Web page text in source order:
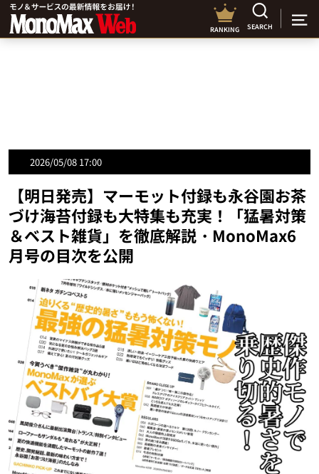
RANKING SEARCH
2026/05/08 17:00
【明日発売】マーモット付録も永谷園お茶
づけ海苔付録も大特集も充実！「猛暑対策
＆ベスト雑貨」を徹底解説・MonoMax6
月号の目次を公開